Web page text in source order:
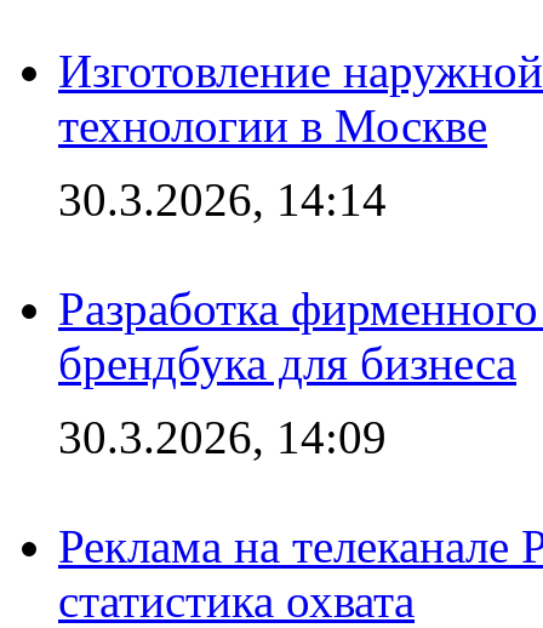
Изготовление
технологии в Москве
30.3.2026, 14:14
Разработка
брендбука для бизнеса
30.3.2026, 14:09
Реклама на
статистика охвата